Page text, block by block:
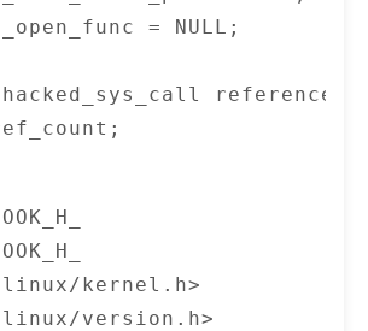
= NULL;
reference
=
kernel.h>
version.h>